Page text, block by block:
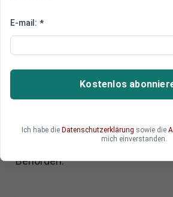
Yuan als Alternative
Banken-Strafen
Gefahr für den Dollar
Die von der US-Justiz
US-Dollar als Handelswährung
Behörden.
E-mail: *
Kostenlos
Ich habe die Datenschutzerklärung sowie die
mich einverstanden.